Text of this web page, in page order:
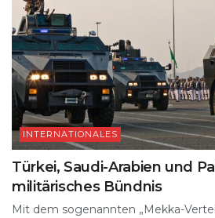
INTERNATIONALES
Türkei, Saudi-Arabien und
militärisches Bündnis
Mit dem sogenannten „Mekka-